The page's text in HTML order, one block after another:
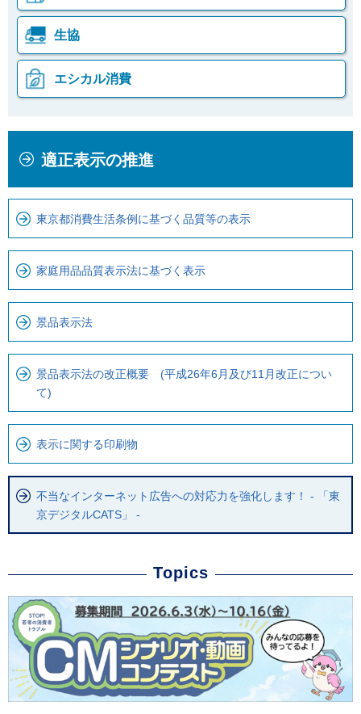
生協
エシカル消費
ま
で
す
ロ
カ
ル
ビ
で
す
適正表示の推進
東京都消費生活条例に基づく品質等の表示
家庭用品品質表示法に基づく表示
景品表示法
景品表示法の改正概要 (平成26年6月及び11月改正につい
て)
表示に関する印刷物
不当なインターネット広告への対応力を強化します！ - 「東
京デジタルCATS」 -
Topics